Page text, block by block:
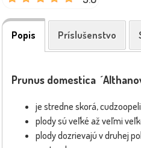
Popis Príslušenstvo
Prunus domestica
je stredne skorá,
plody sú veľké až veľmi
plody dozrievajú v druhej